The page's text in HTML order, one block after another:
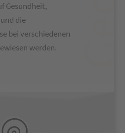
Gesundheit,
die
bei verschiedenen
werden.